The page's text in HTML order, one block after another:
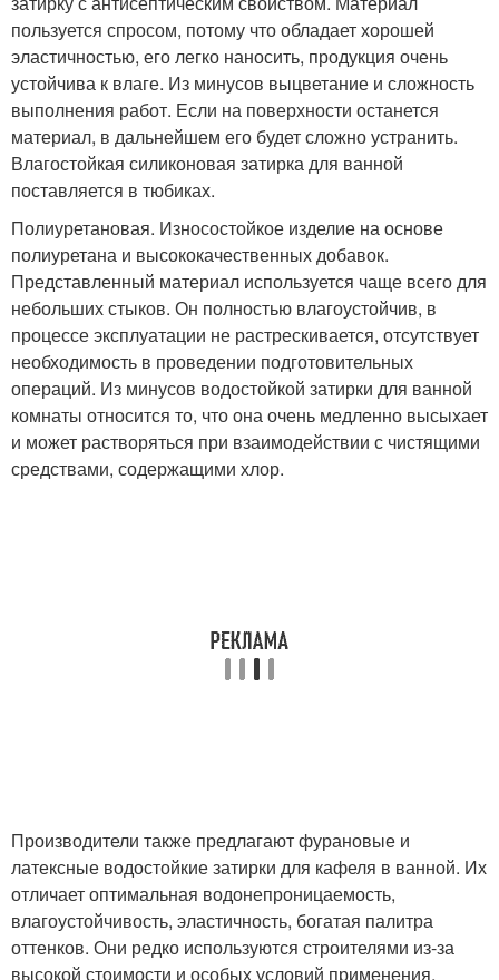
пользуется спросом, потому что обладает хорошей
эластичностью, его легко наносить, продукция очень
устойчива к влаге. Из минусов выцветание и сложность
выполнения работ. Если на поверхности останется
материал, в дальнейшем его будет сложно устранить.
Влагостойкая силиконовая затирка для ванной
поставляется в тюбиках.
Полиуретановая. Износостойкое изделие на основе
полиуретана и высококачественных добавок.
Представленный материал используется чаще всего для
небольших стыков. Он полностью влагоустойчив, в
процессе эксплуатации не растрескивается, отсутствует
необходимость в проведении подготовительных
операций. Из минусов водостойкой затирки для ванной
комнаты относится то, что она очень медленно высыхает
и может растворяться при взаимодействии с чистящими
средствами, содержащими хлор.
Производители также предлагают фурановые и
латексные водостойкие затирки для кафеля в ванной. Их
отличает оптимальная водонепроницаемость,
влагоустойчивость, эластичность, богатая палитра
оттенков. Они редко используются строителями из-за
высокой стоимости и особых условий применения,